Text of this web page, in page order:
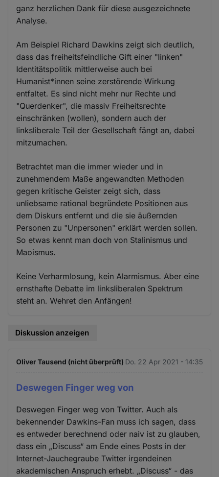
ganz herzlichen Dank für diese ausgezeichnete
Analyse.
Am Beispiel Richard Dawkins zeigt sich deutlich,
dass das freiheitsfeindliche Gift einer "linken"
Identitätspolitik mittlerweise auch bei
Humanist*innen seine zerstörende Wirkung
entfaltet. Es sind nicht mehr nur Rechte und
"Querdenker", die massiv Freiheitsrechte
einschränken (wollen), sondern auch der
linksliberale Teil der Gesellschaft fängt an, dabei
mitzumachen.
Betrachtet man die immer wieder und in
zunehmendem Maße angewandten Methoden
gegen kritische Geister zeigt sich, dass
unliebsame rational begründete Positionen aus
dem Diskurs entfernt und die sie äußernden
Personen zu "Unpersonen" erklärt werden sollen.
So etwas kennt man doch von Stalinismus und
Maoismus.
Keine Verharmlosung, kein Alarmismus. Aber eine
ernsthafte Debatte im linksliberalen Spektrum
steht an. Wehret den Anfängen!
Diskussion anzeigen
Oliver Tausend (nicht überprüft) Do. 22 Apr 2021 - 14:35
Deswegen Finger weg von
Deswegen Finger weg von Twitter. Auch als
bekennender Dawkins-Fan muss ich sagen, dass
es entweder berechnend oder naiv ist zu glauben,
dass ein „Discuss“ am Ende eines Posts in der
Internet-Jauchegraube Twitter irgendeinen
akademischen Anspruch erhebt. „Discuss“ - das